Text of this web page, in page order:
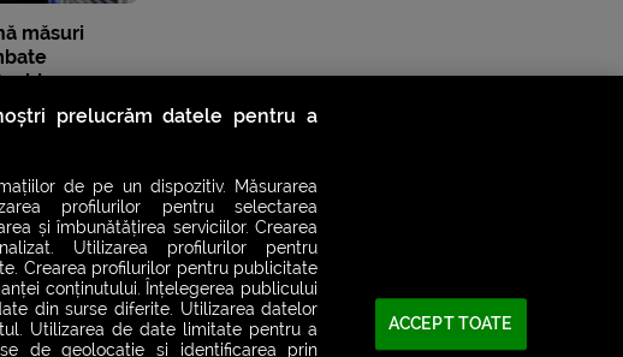
măsuri
prelucrăm datele pentru a
de pe un dispozitiv. Măsurarea
profilurilor pentru selectarea
și îmbunătățirea serviciilor. Crearea
Utilizarea profilurilor pentru
Crearea profilurilor pentru publicitate
conținutului. Înțelegerea publicului
din surse diferite. Utilizarea datelor
Utilizarea de date limitate pentru a
de geolocație și identificarea prin
ACCEPT TOATE